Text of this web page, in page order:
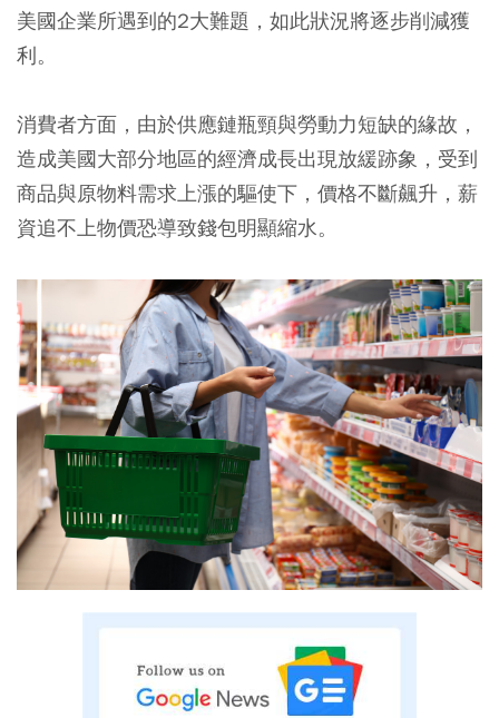
美國企業所遇到的2大難題，如此狀況將逐步削減獲
利。
消費者方面，由於供應鏈瓶頸與勞動力短缺的緣故，
造成美國大部分地區的經濟成長出現放緩跡象，受到
商品與原物料需求上漲的驅使下，價格不斷飆升，薪
資追不上物價恐導致錢包明顯縮水。